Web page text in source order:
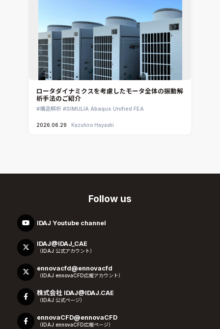
ロータダイナミクスを考慮したモータ全体の振動解
析手法のご紹介
構造解析 SIMULIA Abaqus Unified FEA
2026.06.29 Kazuhiro Hayashi
Follow us
IDAJ Youtube channel
IDAJ@IDAJ_CAE
（IDAJ 公式アカウント）
ennovacfd@ennovacfd
（IDAJ ennovaCFD広報アカウント）
株式会社 IDAJ@IDAJ.CAE
（IDAJ 公式ページ）
ennovaCFD@ennovaCFD
（IDAJ ennovaCFD広報ページ）